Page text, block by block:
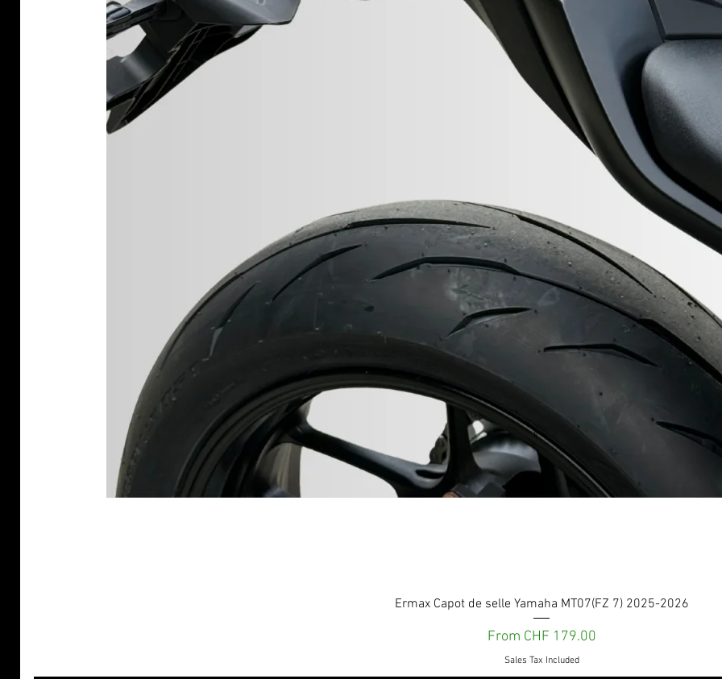
Quick View
Ermax Capot de selle Yamaha MT07(FZ 7) 2025-2026
From CHF 179.00
Sale Price
Sales Tax Included